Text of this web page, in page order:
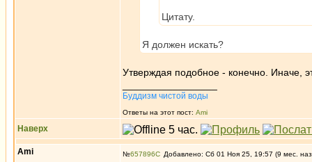
Цитату.
Я должен искать?
Утверждая подобное - конечно. Иначе,
Буддизм чистой воды
Ответы на этот пост: Ami
Наверх
Ami №657896 Добавлено: Сб 01 Ноя 25, 19:57 (9 мес.